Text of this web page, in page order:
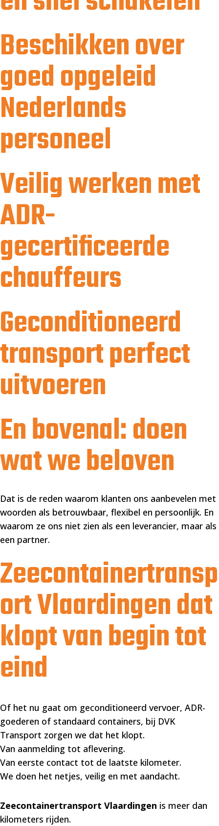
Beschikken over
goed opgeleid
Nederlands
personeel
Veilig werken met
ADR-
gecertificeerde
chauffeurs
Geconditioneerd
transport perfect
uitvoeren
En bovenal: doen
wat we beloven
Dat is de reden waarom klanten ons aanbevelen met
woorden als betrouwbaar, flexibel en persoonlijk. En
waarom ze ons niet zien als een leverancier, maar als
een partner.
Zeecontainertransp
ort Vlaardingen dat
klopt van begin tot
eind
Of het nu gaat om geconditioneerd vervoer, ADR-
goederen of standaard containers, bij DVK
Transport zorgen we dat het klopt.
Van aanmelding tot aflevering.
Van eerste contact tot de laatste kilometer.
We doen het netjes, veilig en met aandacht.
Zeecontainertransport Vlaardingen is meer dan
kilometers rijden.